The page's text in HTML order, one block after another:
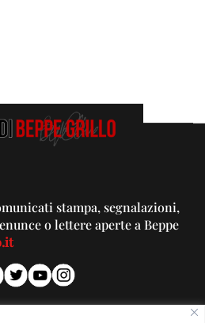
stampa, segnalazioni,
o lettere aperte a Beppe